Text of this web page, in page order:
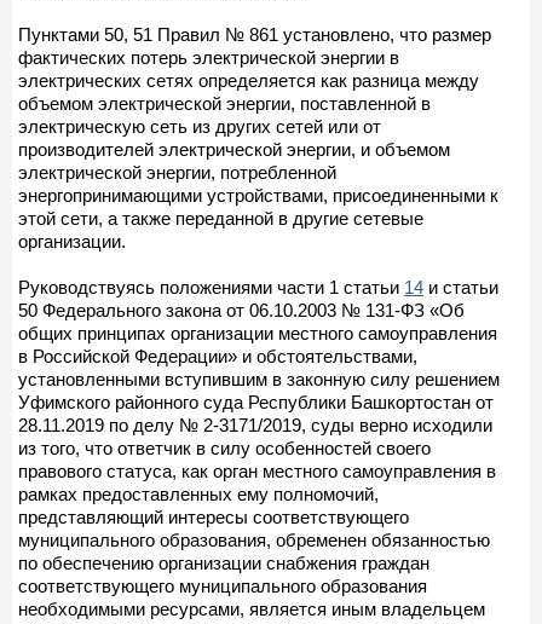
Пунктами 50, 51 Правил № 861 установлено, что размер
фактических потерь электрической энергии в
электрических сетях определяется как разница между
объемом электрической энергии, поставленной в
электрическую сеть из других сетей или от
производителей электрической энергии, и объемом
электрической энергии, потребленной
энергопринимающими устройствами, присоединенными к
этой сети, а также переданной в другие сетевые
организации.
Руководствуясь положениями части 1 статьи 14 и статьи
50 Федерального закона от 06.10.2003 № 131-ФЗ «Об
общих принципах организации местного самоуправления
в Российской Федерации» и обстоятельствами,
установленными вступившим в законную силу решением
Уфимского районного суда Республики Башкортостан от
28.11.2019 по делу № 2-3171/2019, суды верно исходили
из того, что ответчик в силу особенностей своего
правового статуса, как орган местного самоуправления в
рамках предоставленных ему полномочий,
представляющий интересы соответствующего
муниципального образования, обременен обязанностью
по обеспечению организации снабжения граждан
соответствующего муниципального образования
необходимыми ресурсами, является иным владельцем